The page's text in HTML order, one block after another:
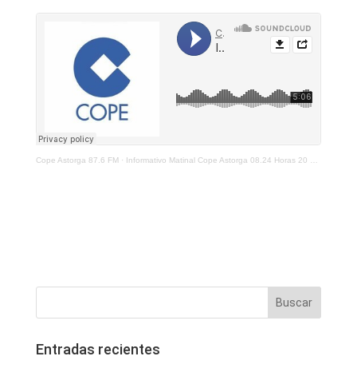
Cope Astorga 87.6 FM· Informativo Matinal Cope Astorga 08.24 Horas 20 De Enero 2022
Entradas recientes